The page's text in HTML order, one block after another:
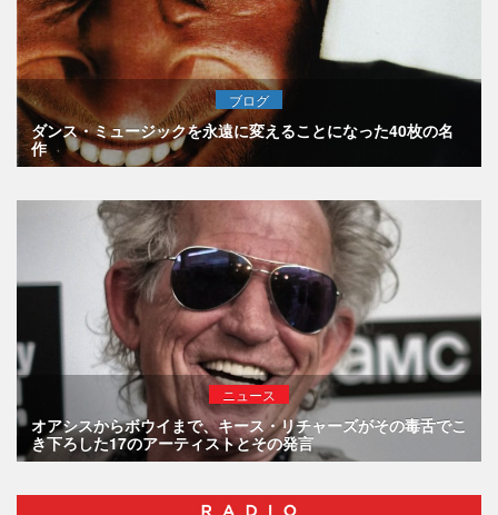
ブログ
ダンス・ミュージックを永遠に変えることになった40枚の名
作
ニュース
オアシスからボウイまで、キース・リチャーズがその毒舌でこ
き下ろした17のアーティストとその発言